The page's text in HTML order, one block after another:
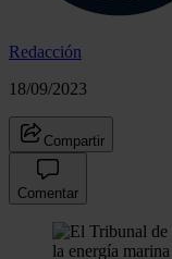
Redacción
18/09/2023
Compartir
Comentar